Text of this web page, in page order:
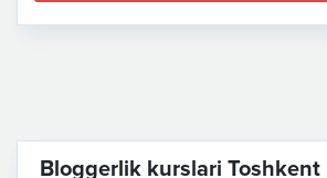
Bloggerlik kurslari Toshkent